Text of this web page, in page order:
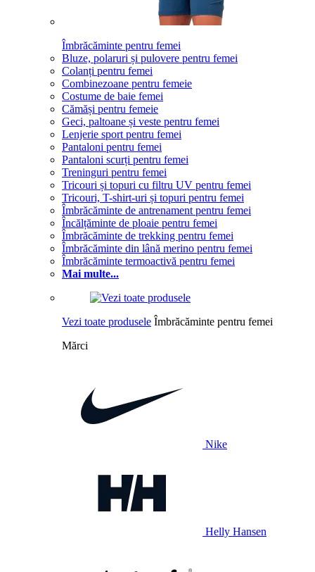
Îmbrăcăminte pentru femei
Bluze, polaruri și pulovere pentru femei
Colanți pentru femei
Combinezoane pentru femeie
Costume de baie femei
Cămăși pentru femeie
Geci, paltoane și veste pentru femei
Lenjerie sport pentru femei
Pantaloni pentru femei
Pantaloni scurți pentru femei
Treninguri pentru femei
Tricouri și topuri cu filtru UV pentru femei
Tricouri, T-shirt-uri și topuri pentru femei
Îmbrăcăminte de antrenament pentru femei
Încălțăminte de ploaie pentru femei
Îmbrăcăminte de trekking pentru femei
Îmbrăcăminte din lână merino pentru femei
Îmbrăcăminte termoactivă pentru femei
Mai multe...
Vezi toate produsele Îmbrăcăminte pentru femei
Mărci
Nike
Helly Hansen